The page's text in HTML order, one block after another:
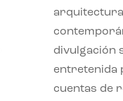
divulgación
entretenida
cuentas de